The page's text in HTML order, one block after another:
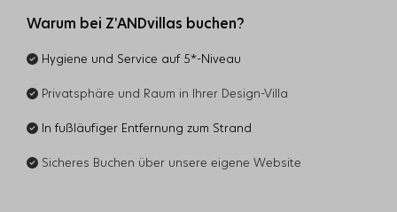
Warum bei Z'ANDvillas buchen?
Hygiene und Service auf 5*-Niveau
Privatsphäre und Raum in Ihrer Design-Villa
In fußläufiger Entfernung zum Strand
Sicheres Buchen über unsere eigene Website